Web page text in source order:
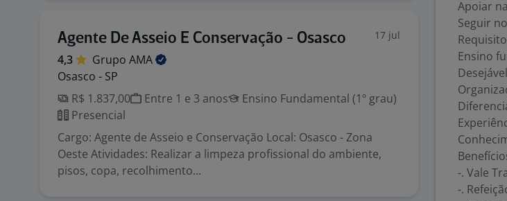
Agente De Asseio E Conservação - Osasco 17 jul
4,3 Grupo AMA
Osasco - SP
R$ 1.837,00
Entre 1 e 3 anos
Ensino Fundamental (1º grau)
Presencial
Cargo: Agente de Asseio e Conservação Local: Osasco - Zona
Oeste Atividades: Realizar a limpeza profissional do ambiente,
pisos, copa, recolhimento...
Apoiar
Seguir
Ensino
-. Vale
-.